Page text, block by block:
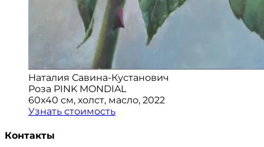
Наталия Савина-Кустанович
Роза PINK MONDIAL
60x40 см, холст, масло, 2022
Узнать стоимость
Контакты